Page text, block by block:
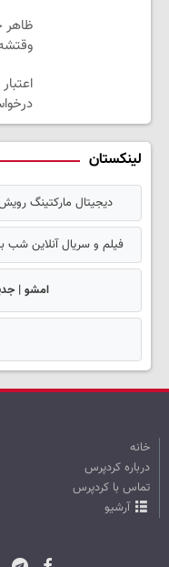
لینکستان
دیجیتال مارکتینگ
فیلم و سریال آنلاین شب
امشو |
خانه
درباره کردپرس
تماس با کردپرس
آرشیو